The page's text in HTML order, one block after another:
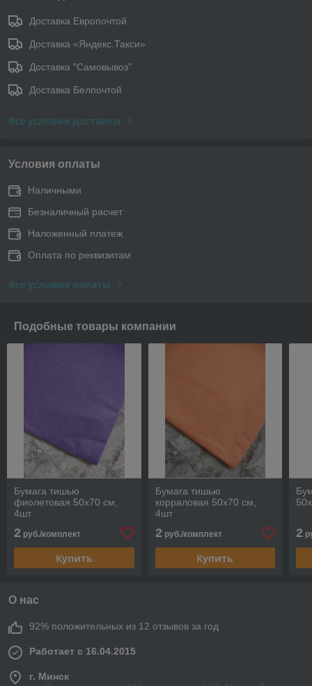
Доставка Европочтой
Доставка «Яндекс.Такси»
Доставка "Самовывоз"
Доставка Белпочтой
Все условия доставки
Условия оплаты
Наличными
Безналичный расчет
Наложенный платеж
Оплата по реквизитам
Все условия оплаты
Подобные товары компании
Бумага тишью
фиолетовая 50х70 см,
4шт
2 руб./комплект
Купить
Бумага тишью
корраловая 50х70 см,
4шт
2 руб./комплект
Купить
2
О нас
92% положительных из 12 отзывов за год
Работает с 16.04.2015
г. Минск